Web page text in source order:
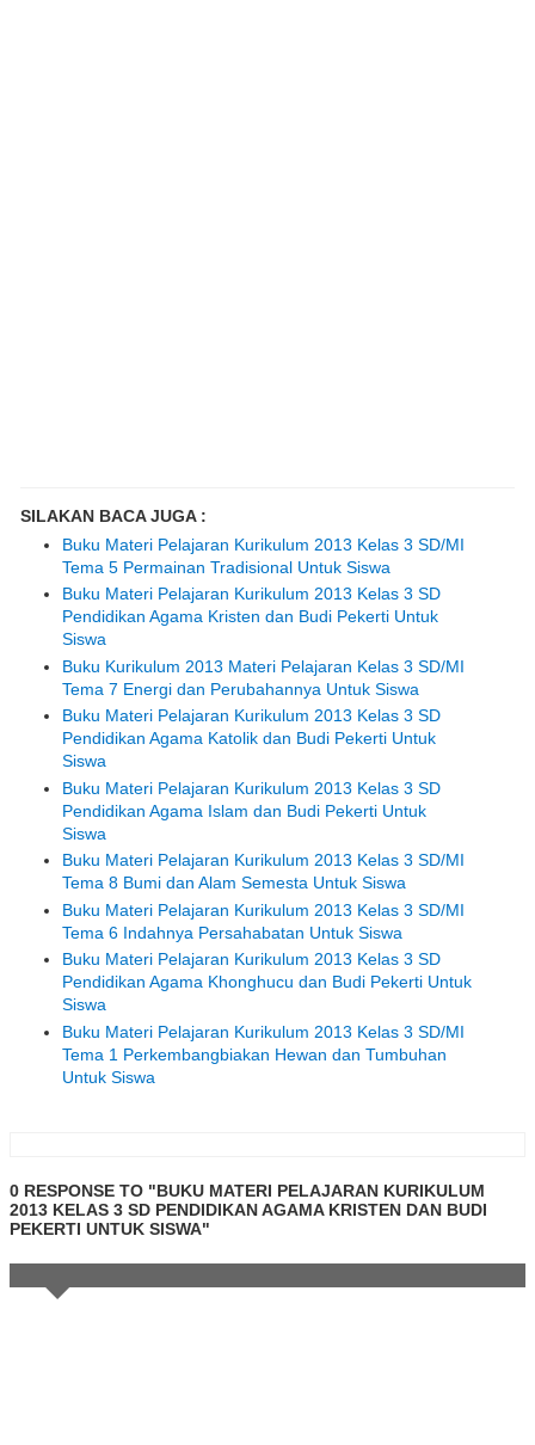
SILAKAN BACA JUGA :
Buku Materi Pelajaran Kurikulum 2013 Kelas 3 SD/MI
Tema 5 Permainan Tradisional Untuk Siswa
Buku Materi Pelajaran Kurikulum 2013 Kelas 3 SD
Pendidikan Agama Kristen dan Budi Pekerti Untuk
Siswa
Buku Kurikulum 2013 Materi Pelajaran Kelas 3 SD/MI
Tema 7 Energi dan Perubahannya Untuk Siswa
Buku Materi Pelajaran Kurikulum 2013 Kelas 3 SD
Pendidikan Agama Katolik dan Budi Pekerti Untuk
Siswa
Buku Materi Pelajaran Kurikulum 2013 Kelas 3 SD
Pendidikan Agama Islam dan Budi Pekerti Untuk
Siswa
Buku Materi Pelajaran Kurikulum 2013 Kelas 3 SD/MI
Tema 8 Bumi dan Alam Semesta Untuk Siswa
Buku Materi Pelajaran Kurikulum 2013 Kelas 3 SD/MI
Tema 6 Indahnya Persahabatan Untuk Siswa
Buku Materi Pelajaran Kurikulum 2013 Kelas 3 SD
Pendidikan Agama Khonghucu dan Budi Pekerti Untuk
Siswa
Buku Materi Pelajaran Kurikulum 2013 Kelas 3 SD/MI
Tema 1 Perkembangbiakan Hewan dan Tumbuhan
Untuk Siswa
0 RESPONSE TO "BUKU MATERI PELAJARAN KURIKULUM
2013 KELAS 3 SD PENDIDIKAN AGAMA KRISTEN DAN BUDI
PEKERTI UNTUK SISWA"